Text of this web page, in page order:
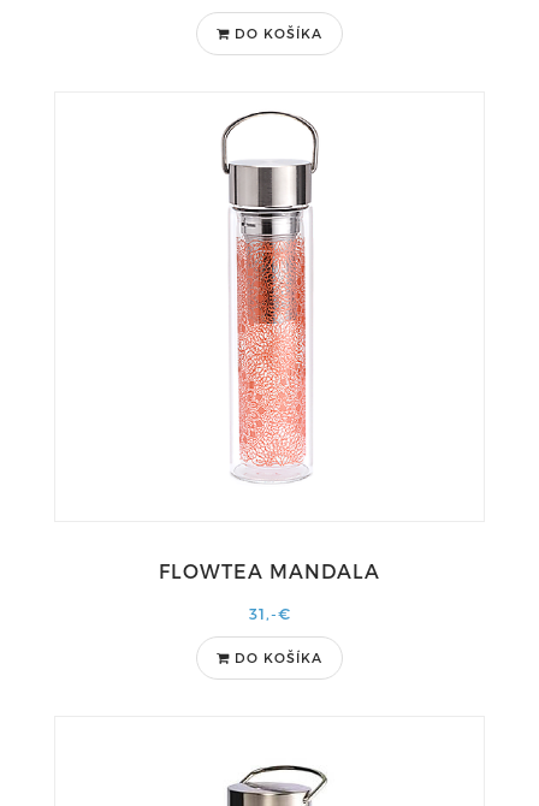
DO KOŠÍKA
FLOWTEA MANDALA
31,-€
DO KOŠÍKA